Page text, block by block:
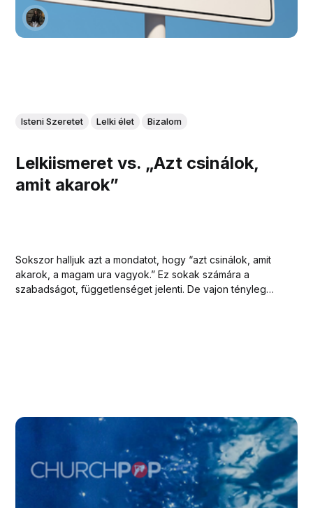
Isteni Szeretet Lelki élet Bizalom
Lelkiismeret vs. „Azt csinálok,
amit akarok”
Sokszor halljuk azt a mondatot, hogy “azt csinálok, amit
akarok, a magam ura vagyok.” Ez sokak számára a
szabadságot, függetlenséget jelenti. De vajon tényleg